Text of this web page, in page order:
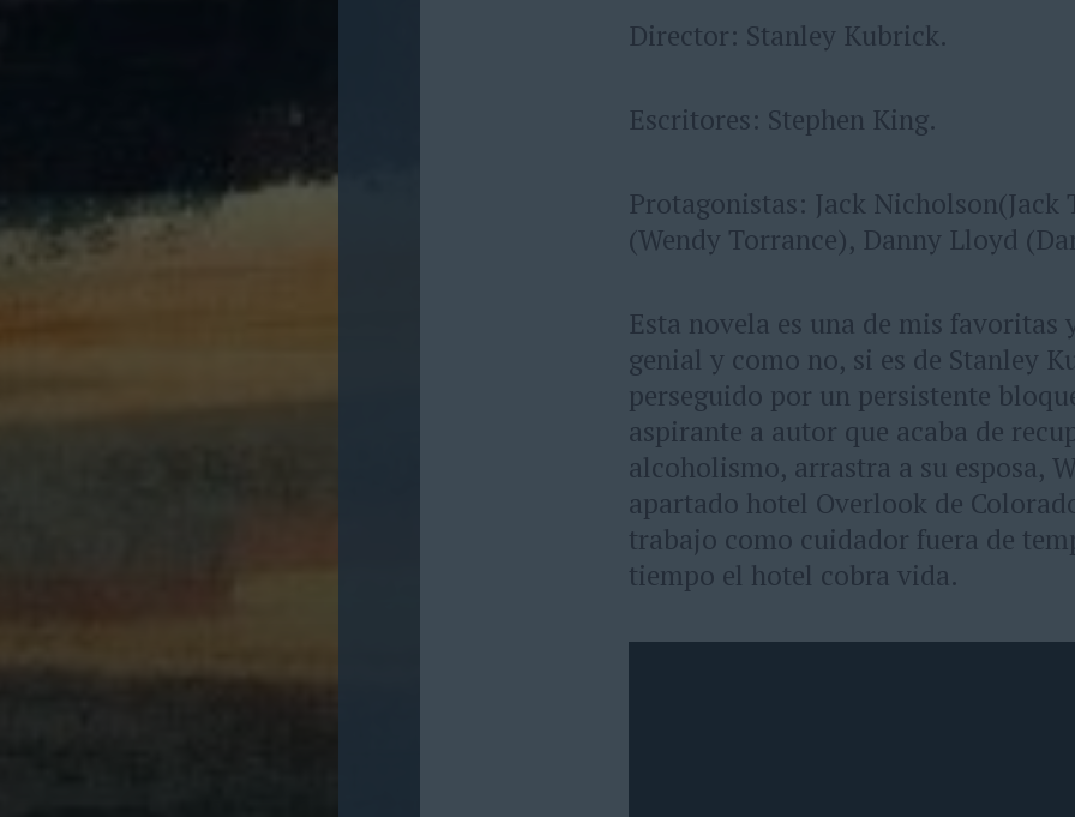
Director: Stanley Kubrick.
Escritores: Stephen King.
Protagonistas: Jack
(Wendy Torrance), Danny Lloyd
Esta novela es una de mis
genial y como no, si es de Stanley
perseguido por un persistente
aspirante a autor que acaba de
alcoholismo, arrastra a su esposa,
apartado hotel Overlook de
trabajo como cuidador fuera de
tiempo el hotel cobra vida.